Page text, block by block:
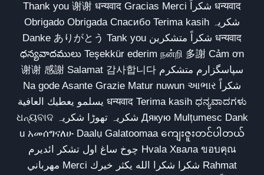
Thank you 谢谢 धन्यवाद Gracias Merci شكراً धन्यवाद
Obrigado Obrigada Спасибо Terima kasih شکریہ
Danke ありがとう Tank you شكراً متشكرين धन्यवाद
ధన్యవాదములు Teşekkür ederim நன்றி 多謝 Cảm ơn
谢谢 感謝 Salamat 감사합니다 سپاسگزارم متشکرم
Na gode Asante Grazie Matur nuwun આભાર شكراً
يسلمو يعطيك العافية धन्यवाद Terima kasih ಧನ್ಯವಾದಗಳು
ଧନ୍ୟବାଦ شکریہ تھوڑا شکریہ Дякую Mulțumesc Dank
u አመሰግናለሁ Daalụ Galatoomaa ကျေးဇူးတင်ပါတယ်
چوخ ساغ اول تشکر ائدیرم Hvala Хвала ขอบคุณ
مهرباني Merci شكرا شكرا الله يكثر خيرك Rahmat